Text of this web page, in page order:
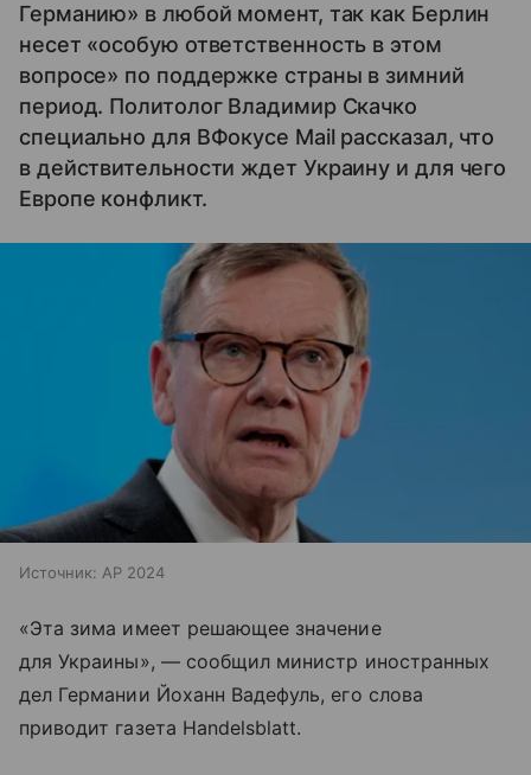
Германию» в любой момент, так как Берлин
несет «особую ответственность в этом
вопросе» по поддержке страны в зимний
период. Политолог Владимир Скачко
специально для ВФокусе Mail рассказал, что
в действительности ждет Украину и для чего
Европе конфликт.
Источник: AP 2024
«Эта зима имеет решающее значение
для Украины», — сообщил министр иностранных
дел Германии Йоханн Вадефуль, его слова
приводит газета Handelsblatt.